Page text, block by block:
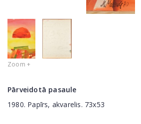
Zoom +
Pārveidotā pasaule
1980. Papīrs, akvarelis. 73x53